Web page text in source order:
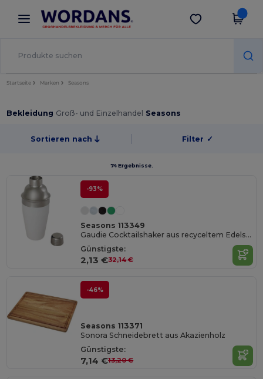
× Wordans App
Bessere Preise in der App!
App holen
Startseite Marken Seasons
Bekleidung Groß- und Einzelhandel Seasons
Sortieren nach Filter ✓
74 Ergebnisse.
-93%
Seasons 113349
Gaudie Cocktailshaker aus recyceltem Edelstahl
Günstigste:
2,13 €32,14 €
-46%
Seasons 113371
Sonora Schneidebrett aus Akazienholz
Günstigste:
7,14 €13,20 €